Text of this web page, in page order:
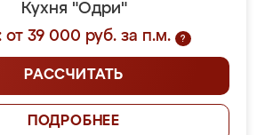
Кухня "Одри"
от 39 000 руб. за п.м.
?
РАССЧИТАТЬ
ПОДРОБНЕЕ